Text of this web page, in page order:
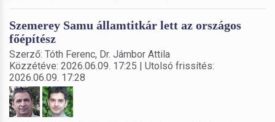
Szemerey Samu államtitkár lett az országos
főépítész
Szerző: Tóth Ferenc, Dr. Jámbor Attila
Közzétéve: 2026.06.09. 17:25 | Utolsó frissítés:
2026.06.09. 17:28